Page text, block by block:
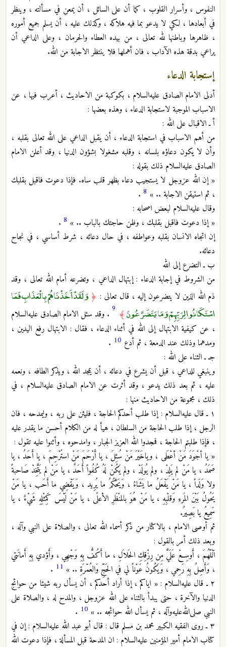
النفوس ، وأسرار القلوب ، كما أن على السائل ، أن يمعن في مسألته ، وينظر
في أبعادها ، لكي لا يدعو بما فيه هلاكه ، وكذلك عليه ، أن يسلم جميع أموره
، ظاهرها وباطنها لله تعالى ، من بيده العطاء والحرمان ، وعلى الداعي أن
يراعي بدقة هذه الآداب ، فان أهملها فلا ينتظر الاجابة من الله.
إستجابة الدعاء
أدلى الامام الصادق عليه‌السلام ، بكوكبة من الاحاديث ، أعرب فيها ، عن
الاسباب الموجبة لاستجابة الدعاء ، وهذه بعضها :
أ ـ الاقبال على الله :
من أهم الاسباب في استجابة الدعاء ، أن يقبل الداعي على الله تعالى بقلبه ،
وأن لا يكون دعاؤه بلسانه ، وقلبه مشغولا بشؤون الدنيا ، وقد أعلن الامام
الصادق عليه‌السلام ذلك بقوله :
« إن الله عزوجل لا يستجيب دعاء بظهر قلب ساه. فإذا دعوت فاقبل بقلبك
، ثم استيقن الاجابة .. » 8
.
وقال عليه‌السلام لبعض اصحابه :
« إذا دعوت فاقبل بقلبك ، وظن حاجتك بالباب .. » 8
.
إن اتجاه الانسان بقلبه وعواطفه ، في حال دعائه ، شرط أساسي ، في نجاح
دعائه.
ب ـ التضرع إلى الله
من الشروط في إجابة الدعاء : إبتهال الداعي ، وتضرعه أمام الله تعالى ، وقد
ذم الله الذين لا يتضرعون إليه ، قال تعالى : ﴿ وَلَقَدْ أَخَذْنَاهُمْ بِالْعَذَابِ فَمَا
اسْتَكَانُوا لِرَبِّهِمْ وَمَا يَتَضَرَّعُونَ ﴾ 9 . وقد سئل الامام الصادق عليه‌السلام
، عن كيفية الابتهال إلى الله في أثناء الدعاء ، فقال : الابتهال رفع اليدين ،
ومدهما وذلك عند الدمعة ، ثم أدع 10
.
جـ ـ الثناء على الله :
وينبغي للداعي ، قبل أن يشرع في دعائه ، أن يمجد الله ، ويذكر الطافه ، ونعمه
عليه ، ثم بعد ذلك يدعو ، وقد أثرت عن الامام الصادق عليه‌السلام ، في
ذلك ، مجموعة من الاحاديث منها :
١ ـ قال عليه‌السلام : إذا طلب أحدكم الحاجة ، فليثن على ربه ، وليمدحه ، فان
الرجل ، إذا طلب الحاجة من السلطان ، هيأ له من الكلام أحسن ما يقدر عليه
، فإذا طلبتم الحاجة ، فمجدوا الله العزيز الجبار ، وامدحوه ، وأثنوا عليه تقول :
« يا أجْوَدَ مَنْ أعْطَى ، وياخَيْرَ مَنْ سُئِلَ ، يا أَرْحَمَ مَنْ استُرْحِمَ ، يا أَحَدُ ، يا
صَمَدُ ، يا مَنْ لم يَلِدْ ، ولم يُولَدْ ، ولم يَكُنْ لَهُ كُفُواً أَحَدٌ ، يا مَنْ لم يَتَّخِدْ صَاحبةً
ولا وَلَداً ، يا مَنْ يَفْعَلُ ما يَشَاءُ ، وَيَحْكُمُ ما يُرِيد ، وَيَقْضِي ما أَحَب ، يا مَنْ
يَحُولُ بَبْنَ المَرءِ وَقلْبِهِ ، يا مَنْ هُوَ بالمنْظَرِ الأعلََى ، يا مَنْ لَيْسَ كَمِثْلِهِ شَيْءٌ ، يا
سَمِيعُ يا بَصِيرُ.
ثم أوصى الامام ، بالاكثار من ذكر أسماء الله تعالى ، والصلاة على النبي وآله ،
وبعد ذلك أمر بالقول :
اَلْلّهُمَ ، أَوسِعْ عَلَيَّ مِن رِزْقِكِ الحَلاَلِ ، ما أَكُفُّ بِهِ وَجْهِي ، وأَؤدي بِهِ أَمانَتي
، وَأَصِلُ بِهِ رَحِمي ، وَيَكُونُ عَوْناً لي في الحَجِّ وَالعُمْرَةِ .. » 11
.
٢ ـ قال عليه‌السلام : « اياكم ، إذا أراد أحدكم ، أن يسأل ربه شيئا من حوائج
الدنيا والآخرة ، حتى يبدأ بالثناء على الله عزوجل ، والمدح له ، والصلاة على
النبي صلى‌الله‌عليه‌وآله ، ثم يسأل الله حوائجه .. » 10
.
٣ ـ روى الفقيه الكبير محمد بن مسلم قال : قال أبو عبد الله عليه‌السلام : إن في
كتاب الامام أمير المؤمنين عليه‌السلام : ان المدحة قبل المسألة ، فإذا دعوت الله